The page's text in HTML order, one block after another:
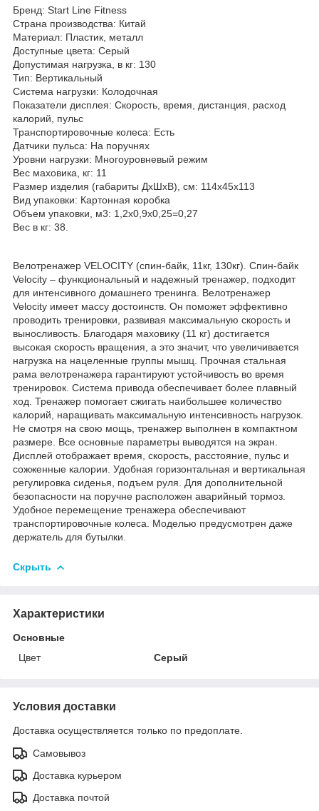
Бренд: Start Line Fitness
Страна производства: Китай
Материал: Пластик, металл
Доступные цвета: Серый
Допустимая нагрузка, в кг: 130
Тип: Вертикальный
Система нагрузки: Колодочная
Показатели дисплея: Скорость, время, дистанция, расход
калорий, пульс
Транспортировочные колеса: Есть
Датчики пульса: На поручнях
Уровни нагрузки: Многоуровневый режим
Вес маховика, кг: 11
Размер изделия (габариты ДхШхВ), см: 114х45х113
Вид упаковки: Картонная коробка
Объем упаковки, м3: 1,2х0,9х0,25=0,27
Вес в кг: 38.
Велотренажер VELOCITY (спин-байк, 11кг, 130кг). Спин-байк
Velocity – функциональный и надежный тренажер, подходит
для интенсивного домашнего тренинга. Велотренажер
Velocity имеет массу достоинств. Он поможет эффективно
проводить тренировки, развивая максимальную скорость и
выносливость. Благодаря маховику (11 кг) достигается
высокая скорость вращения, а это значит, что увеличивается
нагрузка на нацеленные группы мышц. Прочная стальная
рама велотренажера гарантируют устойчивость во время
тренировок. Система привода обеспечивает более плавный
ход. Тренажер помогает сжигать наибольшее количество
калорий, наращивать максимальную интенсивность нагрузок.
Не смотря на свою мощь, тренажер выполнен в компактном
размере. Все основные параметры выводятся на экран.
Дисплей отображает время, скорость, расстояние, пульс и
сожженные калории. Удобная горизонтальная и вертикальная
регулировка сиденья, подъем руля. Для дополнительной
безопасности на поручне расположен аварийный тормоз.
Удобное перемещение тренажера обеспечивают
транспортировочные колеса. Моделью предусмотрен даже
держатель для бутылки.
Скрыть
Характеристики
Основные
Цвет
Серый
Условия доставки
Доставка осуществляется только по предоплате.
Самовывоз
Доставка курьером
Доставка почтой